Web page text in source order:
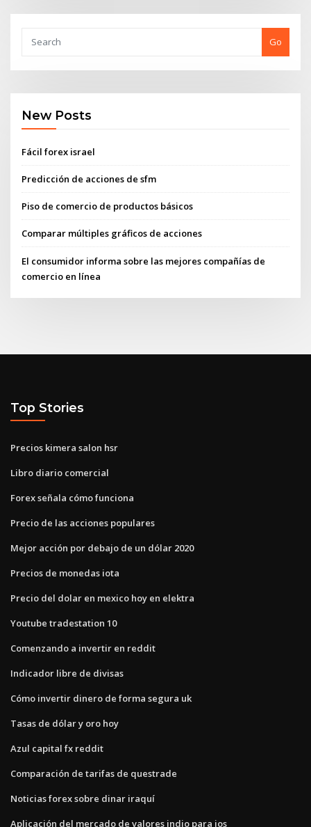
Go
New Posts
Fácil forex israel
Predicción de acciones de sfm
Piso de comercio de productos básicos
Comparar múltiples gráficos de acciones
El consumidor informa sobre las mejores compañías de
comercio en línea
Top Stories
Precios kimera salon hsr
Libro diario comercial
Forex señala cómo funciona
Precio de las acciones populares
Mejor acción por debajo de un dólar 2020
Precios de monedas iota
Precio del dolar en mexico hoy en elektra
Youtube tradestation 10
Comenzando a invertir en reddit
Indicador libre de divisas
Cómo invertir dinero de forma segura uk
Tasas de dólar y oro hoy
Azul capital fx reddit
Comparación de tarifas de questrade
Noticias forex sobre dinar iraquí
Aplicación del mercado de valores indio para ios